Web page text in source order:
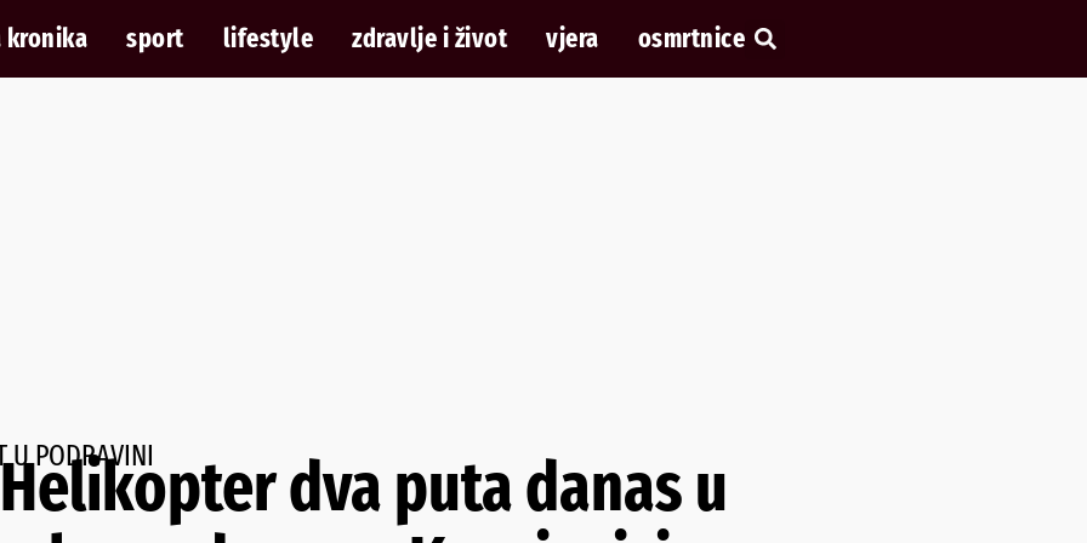
kronika sport lifestyle zdravlje i život vjera osmrtnice
U PODRAVINI
Helikopter dva puta danas u